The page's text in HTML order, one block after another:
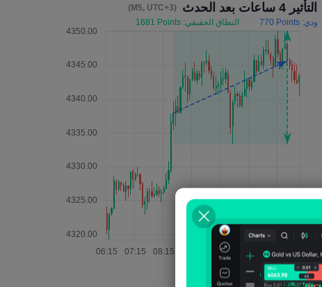
التأثير 4 ساعات بعد الحدث (M5, UTC+3)